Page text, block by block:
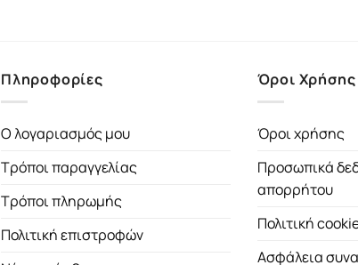
Πληροφορίες
Ο λογαριασμός μου
Τρόποι παραγγελίας
Τρόποι πληρωμής
Πολιτική επιστροφών
Όροι Χρήσης
Όροι χρήσης
Προσωπικά
απορρήτου
Πολιτική
Ασφάλεια